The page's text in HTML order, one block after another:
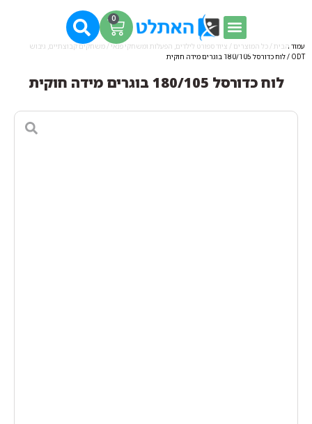
0
עמוד הבית / כל המוצרים / ציוד ספורט לילדים, הפעלות ומשחקי פנאי / משחקים קבוצתיים, גיבוש
ODT / לוח כדורסל 180/105 בוגרים מידה חוקית
לוח כדורסל 180/105 בוגרים מידה חוקית